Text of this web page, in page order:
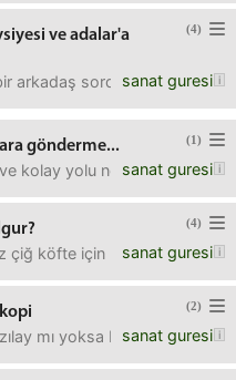
(4)
ve adalar'a
sanat guresi
arkadaş sordu. lokanta,
(1)
gönderme...
sanat guresi
kolay yolu nedir?
(4)
sanat guresi
köfte için ne kadar bulgur
(2)
sanat guresi
mı yoksa büyülü fener